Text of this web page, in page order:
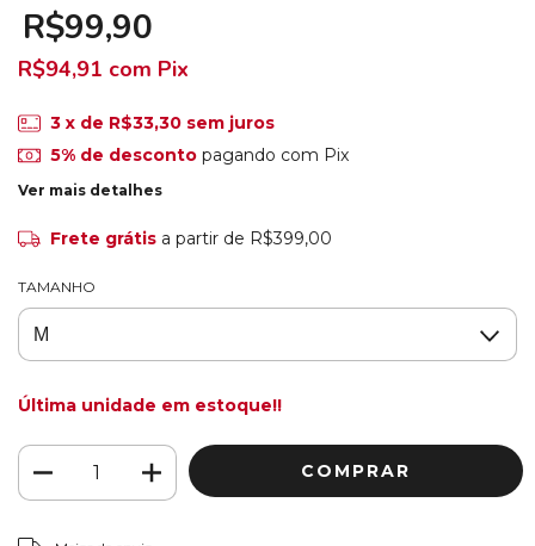
R$99,90
R$94,91 com Pix
3 x de R$33,30 sem juros
5% de descontopagando com Pix
Ver mais detalhes
Frete grátis a partir de R$399,00
TAMANHO
Última unidade em estoque!!
Entregas para o CEP: